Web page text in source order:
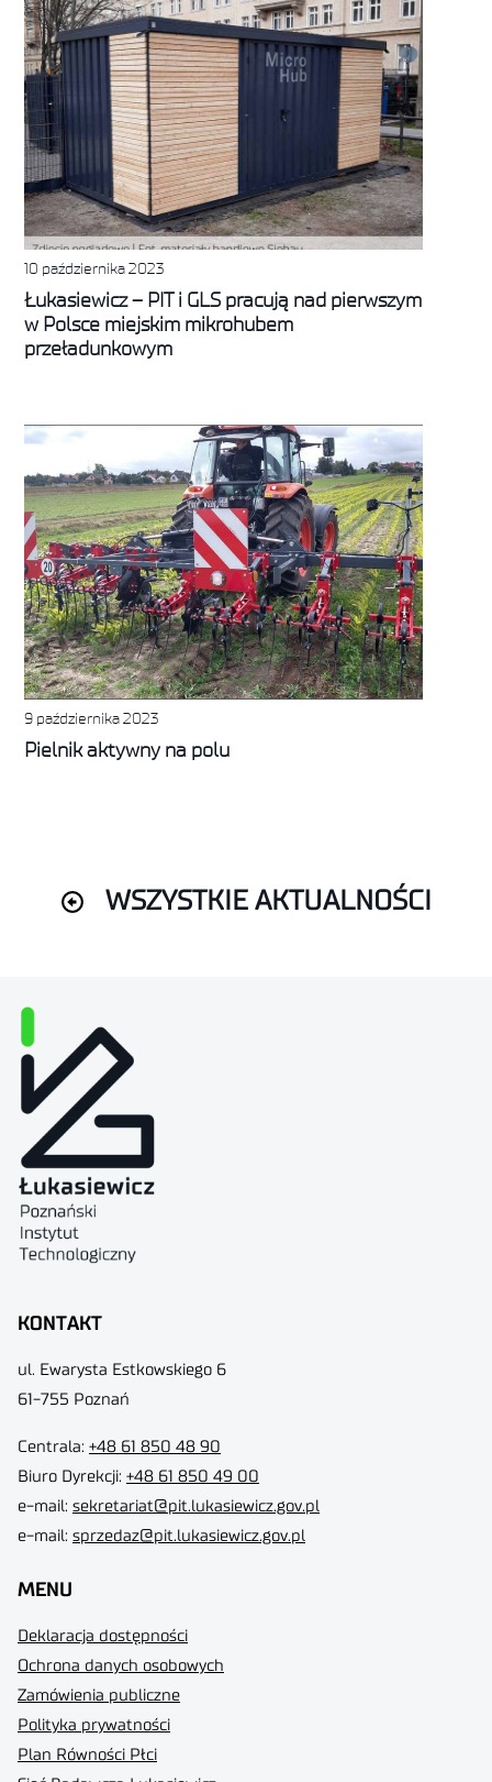
10 października 2023
Łukasiewicz – PIT i GLS pracują nad pierwszym
w Polsce miejskim mikrohubem
przeładunkowym
9 października 2023
Pielnik aktywny na polu
WSZYSTKIE AKTUALNOŚCI
KONTAKT
ul. Ewarysta Estkowskiego 6
61-755 Poznań
Centrala: +48 61 850 48 90
Biuro Dyrekcji: +48 61 850 49 00
e-mail: sekretariat@pit.lukasiewicz.gov.pl
e-mail: sprzedaz@pit.lukasiewicz.gov.pl
MENU
Deklaracja dostępności
Ochrona danych osobowych
Zamówienia publiczne
Polityka prywatności
Plan Równości Płci